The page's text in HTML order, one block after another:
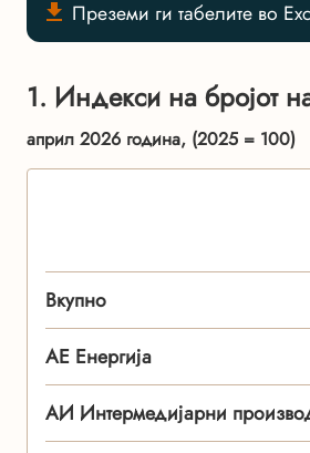
Преземи ги табелите во
1. Индекси на бројот
април 2026 година, (2025 = 100)
Вкупно
АЕ Енергија
АИ Интермедијарни